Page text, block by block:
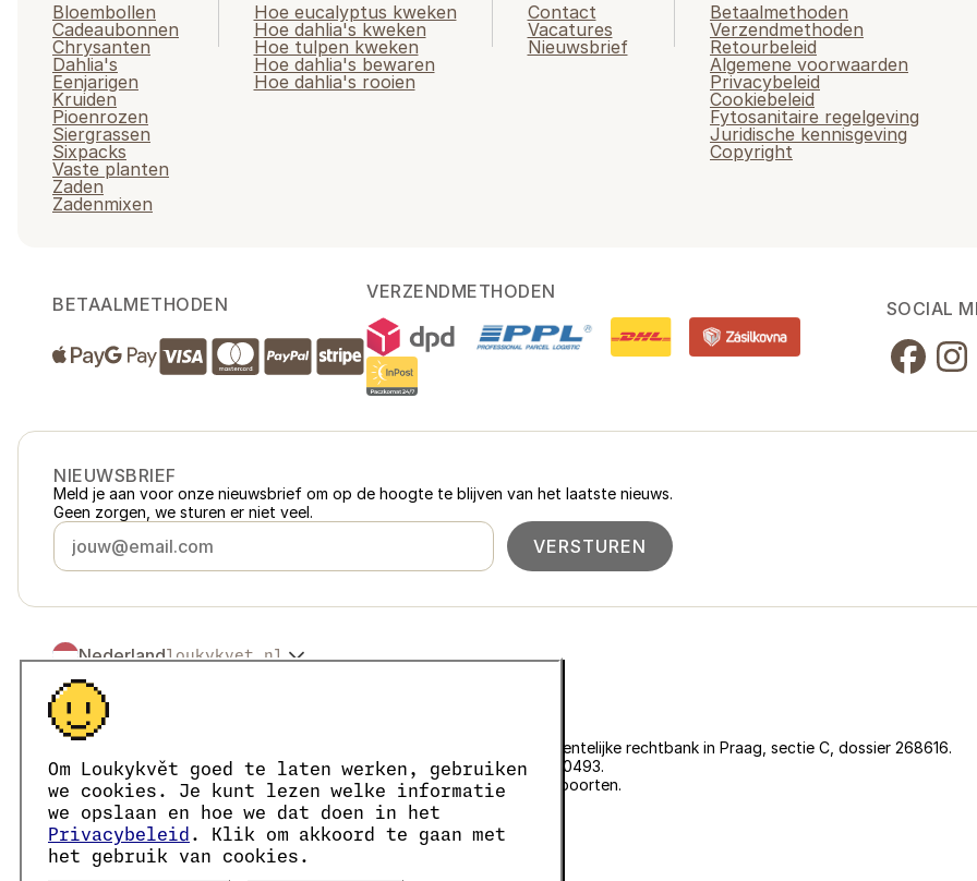
Om Loukykvět goed te laten werken, gebruiken
we cookies. Je kunt lezen welke informatie
we opslaan en hoe we dat doen in het
Privacybeleid . Klik om akkoord te gaan met
het gebruik van cookies.
Bloembollen
Cadeaubonnen
Chrysanten
Dahlia's
Eenjarigen
Kruiden
Pioenrozen
Siergrassen
Sixpacks
Vaste planten
Zaden
Zadenmixen
Hoe eucalyptus kweken
Hoe dahlia's kweken
Hoe tulpen kweken
Hoe dahlia's bewaren
Hoe dahlia's rooien
Contact
Vacatures
Nieuwsbrief
Betaalmethoden
Verzendmethoden
Retourbeleid
Algemene voorwaarden
Privacybeleid
Cookiebeleid
Fytosanitaire regelgeving
Juridische kennisgeving
Copyright
BETAALMETHODEN
VERZENDMETHODEN
SOCIAL
NIEUWSBRIEF
Meld je aan voor onze nieuwsbrief om op de hoogte te blijven van het laatste nieuws.
Geen zorgen, we sturen er niet veel.
VERSTUREN
Nederlandloukykvet.nl
Česko
Slovensko
Polskaloukykvet.pl
Österreichloukykvet.at
Deutschlandloukykvet.de
Franceloukykvet.fr
Belgiëloukykvet.be
Danmarkloukykvet.dk
© 2016 →
Loukykvět s.r.o. staat ingeschreven in het handelsregister van de gemeentelijke rechtbank in Praag, sectie C, dossier 268616.
We zijn aangesloten bij het EKO-KOM-systeem onder nummer EKF00180493.
Wij gebruiken registratienummer 0636 voor de afgifte van plantenpaspoorten.
Ons KvK-nummer is 05663687, btw-nummer is CZ05663687.
Het ID van de data box is eng827q.
Het EORI-nummer is CZ05663687.
Wij zijn btw-plichtig.